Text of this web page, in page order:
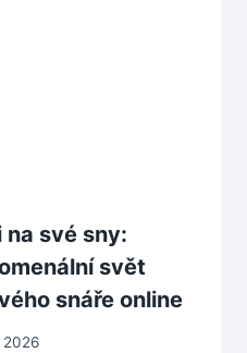
své sny:
svět
snáře online
2026